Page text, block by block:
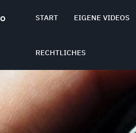
START EIGENE VIDEOS
RECHTLICHES